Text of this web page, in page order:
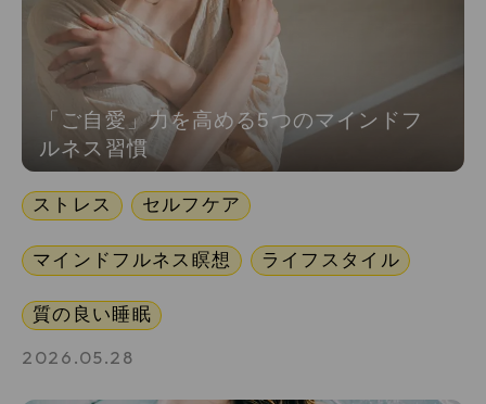
「ご自愛」力を高める5つのマインドフ
ルネス習慣
ストレス セルフケア
マインドフルネス瞑想 ライフスタイル
質の良い睡眠
2026.05.28